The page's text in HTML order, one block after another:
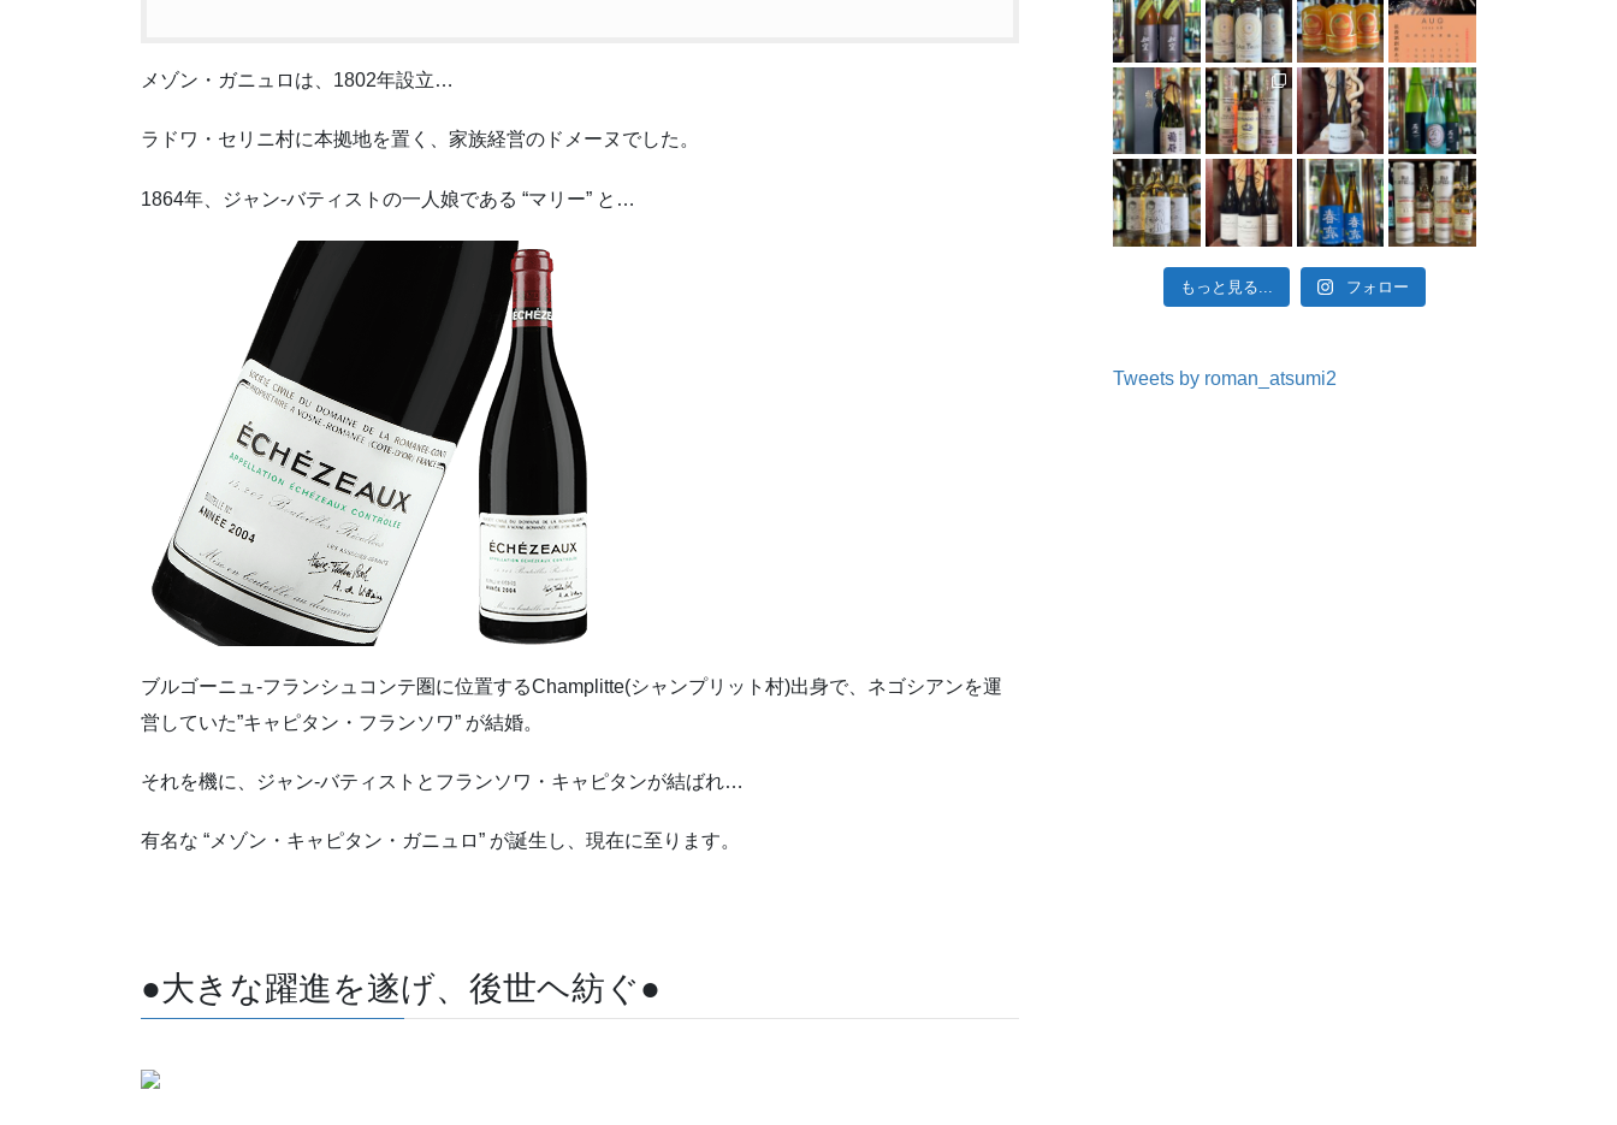
メゾン・ガニュロは、1802年設立…
ラドワ・セリニ村に本拠地を置く、家族経営のドメーヌでした。
1864年、ジャン-バティストの一人娘である “マリー” と…
ブルゴーニュ-フランシュコンテ圏に位置するChamplitte(シャンプリット村)出身で、ネゴシアンを運
営していた”キャピタン・フランソワ” が結婚。
それを機に、ジャン-バティストとフランソワ・キャピタンが結ばれ…
有名な “メゾン・キャピタン・ガニュロ” が誕生し、現在に至ります。
●大きな躍進を遂げ、後世ヘ紡ぐ●
もっと見る... フォロー
Tweets by roman_atsumi2